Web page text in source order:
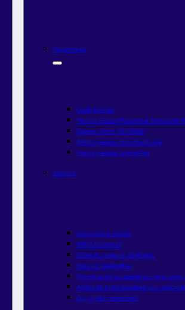
Recorrentes
Onde Investir
Rico na Bolsa | Panorama Mensal do
Quanto rende R$ 1000?
Renda passiva com Fiisem alta
Renda passiva com ações
Estudos
Metodologia Buffett
ARCA funciona?
Bolsa vs. corte da Selicnovo
Guia de Dividendos
Fiis em ciclos de queda de juros: como
Ações da bolsa brasileira que nunca
O que são memecoins